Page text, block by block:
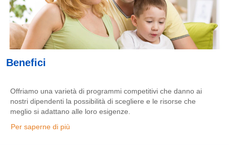
Benefici
Offriamo una varietà di programmi competitivi che danno ai
nostri dipendenti la possibilità di scegliere e le risorse che
meglio si adattano alle loro esigenze.
Per saperne di più